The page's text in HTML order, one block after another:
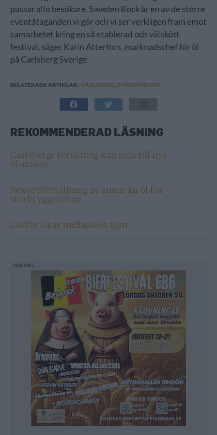
passar alla besökare. Sweden Rock är en av de större
eventåtaganden vi gör och vi ser verkligen fram emot
samarbetet kring en så etablerad och välskött
festival, säger Karin Atterfors, marknadschef för öl
på Carlsberg Sverige.
RELATERADE ARTIKLAR: CARLSBERG SWEDEN ROCK
REKOMMENDERAD LÄSNING
Carlsbergs forskning kan leda till nya
ölsmaker
Rekordförsäljning av annat än öl för
storbryggerierna
Därför ökar mellanölet igen